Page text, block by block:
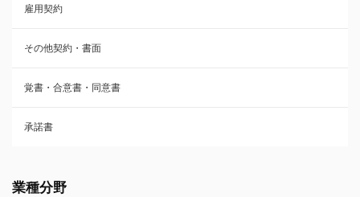
株主総会議事録・関連書類
請負契約
フランチャイズ契約
賃貸借契約
雇用契約
その他契約・書面
覚書・合意書・同意書
承諾書
業種分野